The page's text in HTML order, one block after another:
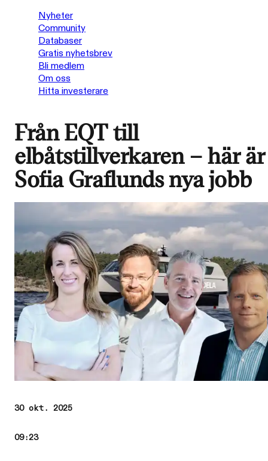
Nyheter
Community
Databaser
Gratis nyhetsbrev
Bli medlem
Om oss
Hitta investerare
Från EQT till
elbåtstillverkaren – här är
Sofia Graflunds nya jobb
30 okt. 2025
09:23